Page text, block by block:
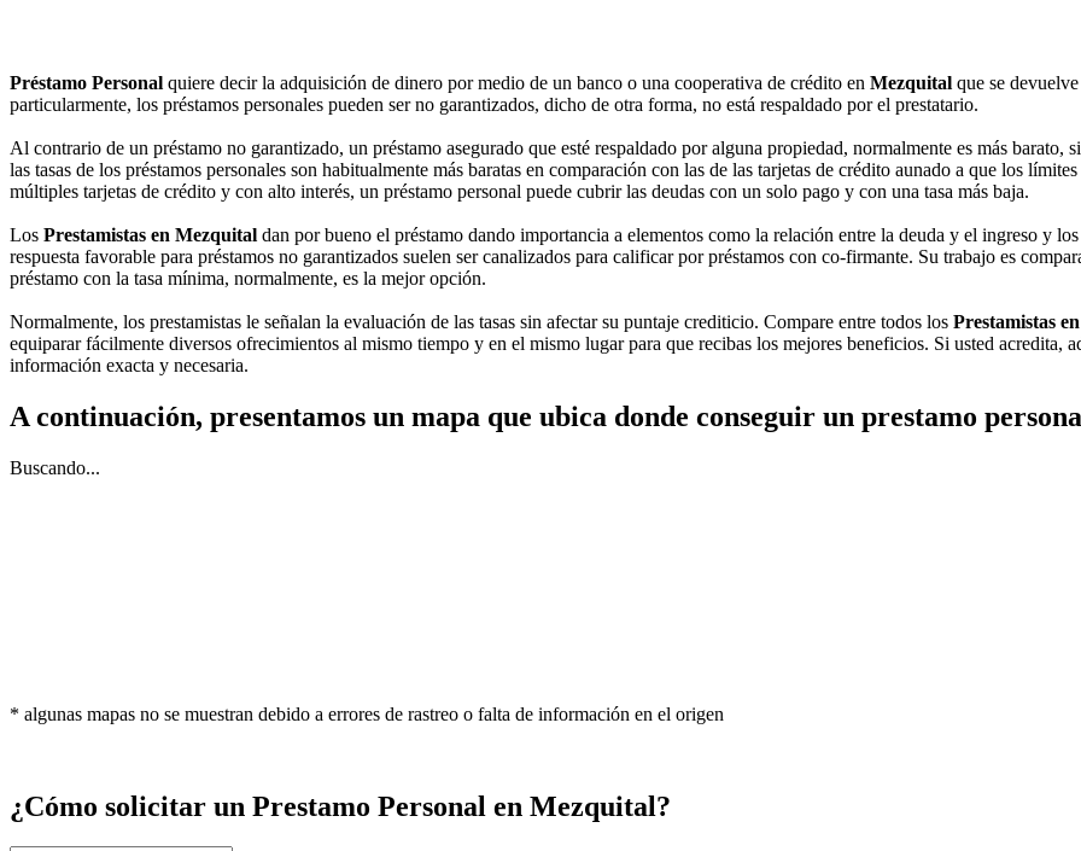
Préstamo Personal quiere decir la adquisición de dinero por medio de un banco o una cooperativa de crédito en Mezquital que se
particularmente, los préstamos personales pueden ser no garantizados, dicho de otra forma, no está respaldado por el prestatario.
Al contrario de un préstamo no garantizado, un préstamo asegurado que esté respaldado por alguna propiedad, normalmente es más
las tasas de los préstamos personales son habitualmente más baratas en comparación con las de las tarjetas de crédito aunado a que los
múltiples tarjetas de crédito y con alto interés, un préstamo personal puede cubrir las deudas con un solo pago y con una tasa más baja.
Los Prestamistas en Mezquital dan por bueno el préstamo dando importancia a elementos como la relación entre la deuda y el ingreso y
respuesta favorable para préstamos no garantizados suelen ser canalizados para calificar por préstamos con co-firmante. Su trabajo es
préstamo con la tasa mínima, normalmente, es la mejor opción.
Normalmente, los prestamistas le señalan la evaluación de las tasas sin afectar su puntaje crediticio. Compare entre todos los Prestamistas
equiparar fácilmente diversos ofrecimientos al mismo tiempo y en el mismo lugar para que recibas los mejores beneficios. Si usted acredita,
información exacta y necesaria.
A continuación, presentamos un mapa que ubica donde conseguir un prestamo
Buscando...
* algunas mapas no se muestran debido a errores de rastreo o falta de información en el origen
¿Cómo solicitar un Prestamo Personal en Mezquital?